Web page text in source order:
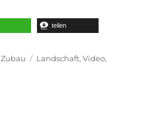
teilen
Kategorien
Zubau Schlagwörter
Landschaft,Video,